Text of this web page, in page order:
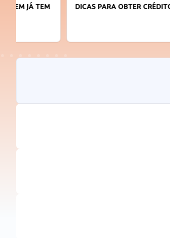
DICAS PARA OBTER CRÉDITO